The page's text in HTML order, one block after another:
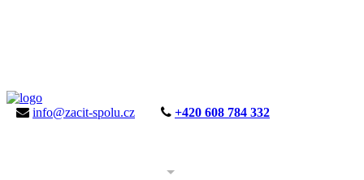
info@zacit-spolu.cz +420 608 784 332